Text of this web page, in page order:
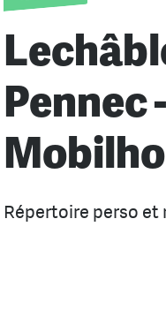
Pennec
Répertoire perso